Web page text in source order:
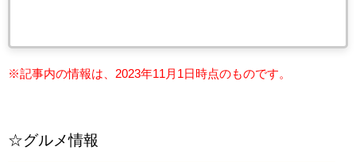
※記事内の情報は、2023年11月1 日時点のものです。
☆グルメ情報